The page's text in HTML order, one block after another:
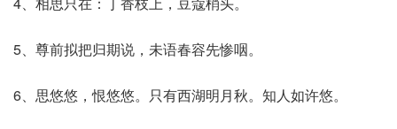
5、尊前拟把归期说，未语春容先惨咽。
6、思悠悠，恨悠悠。只有西湖明月秋。知人如许悠。